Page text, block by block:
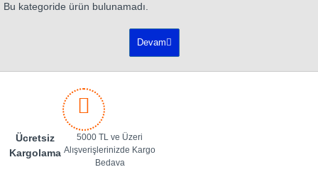
Bu kategoride ürün bulunamadı.
Devam
Ücretsiz
Kargolama
5000 TL ve Üzeri
Alışverişlerinizde Kargo
Bedava